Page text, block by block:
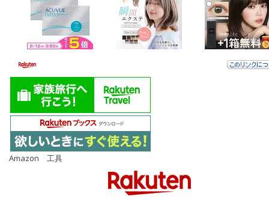
Amazon 工具